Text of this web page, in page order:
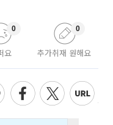
요
0
추가취재 원해요
0